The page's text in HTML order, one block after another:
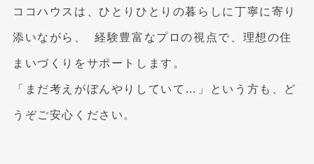
ココハウスは、ひとりひとりの暮らしに丁寧に寄り
添いながら、経験豊富なプロの視点で、理想の住
まいづくりをサポートします。
「まだ考えがぼんやりしていて…」という方も、ど
うぞご安心ください。